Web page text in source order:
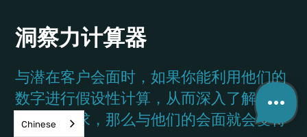
洞察力计算器
与潜在客户会面时，如果你能利用他们的
数字进行假设性计算，从而深入了解他们
的财务需求，那么与他们的会面就会变得
Chinese